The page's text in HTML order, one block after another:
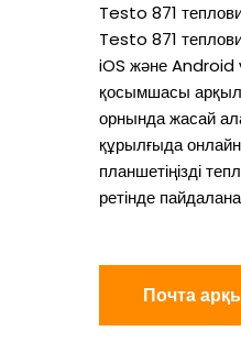
Testo 871
Testo 871
iOS және
қосымшасы
орнында жасай
құрылғыда
планшетіңізді
ретінде
Почта